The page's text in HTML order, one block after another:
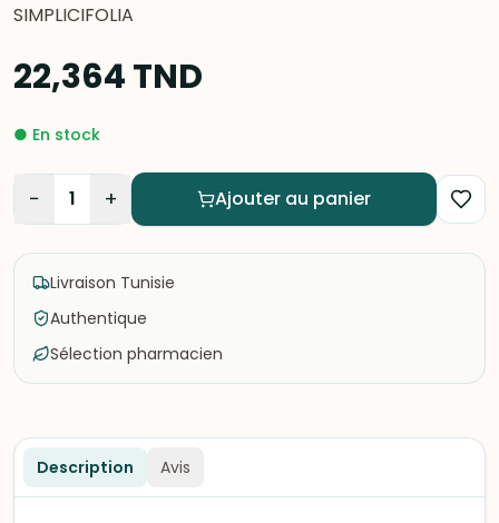
SIMPLICIFOLIA
22,364TND
● En stock
− 1 + Ajouter au panier
Livraison Tunisie
Authentique
Sélection pharmacien
Description Avis